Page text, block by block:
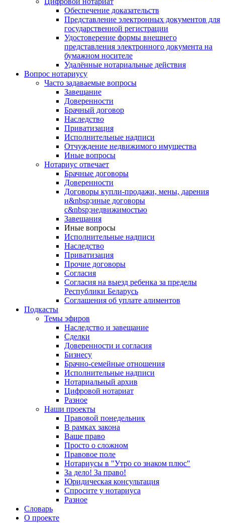
Обеспечение доказательств
Представление электронных документов для
государственной регистрации
Удостоверение формы внешнего
представления электронного документа на
бумажном носителе
Удалённые нотариальные действия
Вопрос нотариусу
Часто задаваемые вопросы
Завещание
Доверенности
Брачный договор
Наследство
Приватизация
Исполнительные надписи
Отчуждение недвижимого имущества
Иные вопросы
Нотариус отвечает
Брачные договоры
Доверенности
Договоры купли-продажи, мены, дарения
и&nbsp;иные договоры
с&nbsp;недвижимостью
Завещания
Иные вопросы
Исполнительные надписи
Наследство
Приватизация
Прочие договоры
Согласия
Согласия на выезд ребенка за пределы
Республики Беларусь
Соглашения об уплате алиментов
Подкасты
Темы эфиров
Наследство и завещание
Сделки
Доверенности и согласия
Бизнесу
Брачно-семейные отношения
Исполнительные надписи
Нотариальный архив
Цифровой нотариат
Разное
Наши проекты
Правовой понедельник
В рамках закона
Ваше право
Просто о сложном
Правовое поле
Нотариусы в "Утро со знаком плюс"
За дело! За право!
Юридическая консультация
Спросите у нотариуса
Разное
Словарь
О проекте